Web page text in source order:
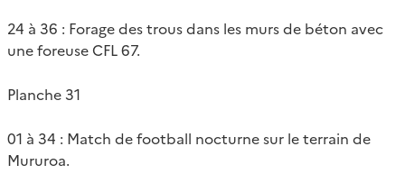
24 à 36 : Forage des trous dans les murs de béton avec
une foreuse CFL 67.
Planche 31
01 à 34 : Match de football nocturne sur le terrain de
Mururoa.